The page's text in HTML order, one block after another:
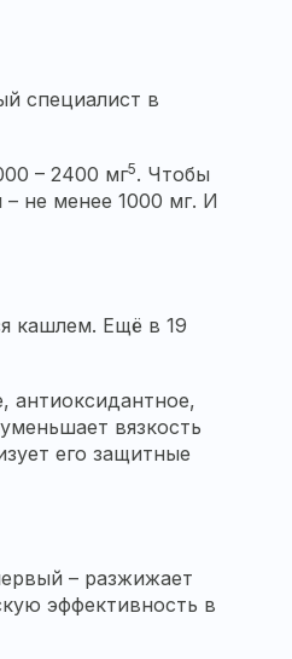
специалист в
– 2400 мг5. Чтобы
не менее 1000 мг. И
кашлем. Ещё в 19
антиоксидантное,
вязкость
его защитные
– разжижает
эффективность в